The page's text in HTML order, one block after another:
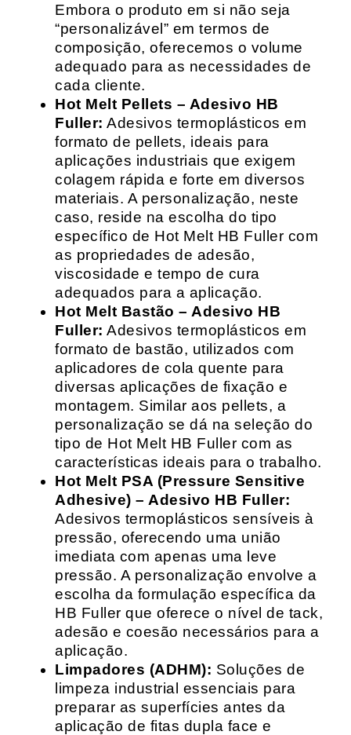
Embora o produto em si não seja
“personalizável” em termos de
composição, oferecemos o volume
adequado para as necessidades de
cada cliente.
Hot Melt Pellets – Adesivo HB
Fuller: Adesivos termoplásticos em
formato de pellets, ideais para
aplicações industriais que exigem
colagem rápida e forte em diversos
materiais. A personalização, neste
caso, reside na escolha do tipo
específico de Hot Melt HB Fuller com
as propriedades de adesão,
viscosidade e tempo de cura
adequados para a aplicação.
Hot Melt Bastão – Adesivo HB
Fuller: Adesivos termoplásticos em
formato de bastão, utilizados com
aplicadores de cola quente para
diversas aplicações de fixação e
montagem. Similar aos pellets, a
personalização se dá na seleção do
tipo de Hot Melt HB Fuller com as
características ideais para o trabalho.
Hot Melt PSA (Pressure Sensitive
Adhesive) – Adesivo HB Fuller:
Adesivos termoplásticos sensíveis à
pressão, oferecendo uma união
imediata com apenas uma leve
pressão. A personalização envolve a
escolha da formulação específica da
HB Fuller que oferece o nível de tack,
adesão e coesão necessários para a
aplicação.
Limpadores (ADHM): Soluções de
limpeza industrial essenciais para
preparar as superfícies antes da
aplicação de fitas dupla face e